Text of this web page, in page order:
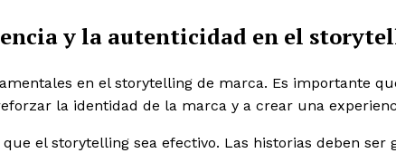
y la autenticidad en el
en el storytelling de marca. Es importante
la identidad de la marca y a crear una
el storytelling sea efectivo. Las historias deben